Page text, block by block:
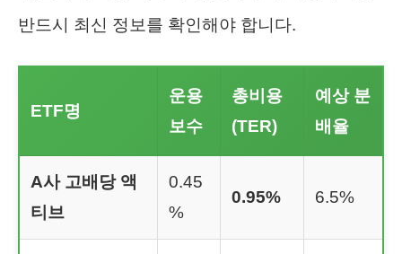
반드시 최신 정보를 확인해야 합니다.
ETF명
운용
보수
총비용
(TER)
예상 분
배율
A사 고배당 액
티브
0.45
%
0.95% 6.5%